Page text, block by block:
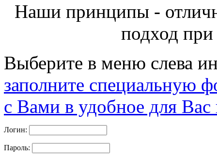
Наши принципы -
подход
Выберите в меню слева
заполните специальную
с Вами в удобное для Вас
Логин:
Пароль: